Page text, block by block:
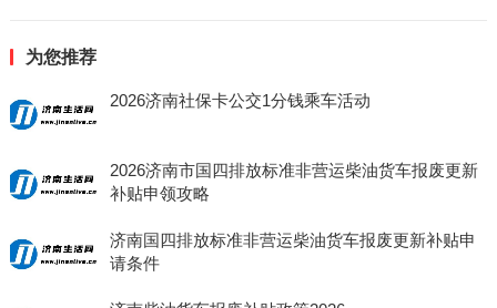
为您推荐
2026济南社保卡公交1分钱乘车活动
2026济南市国四排放标准非营运柴油货车报废更新
补贴申领攻略
济南国四排放标准非营运柴油货车报废更新补贴申
请条件